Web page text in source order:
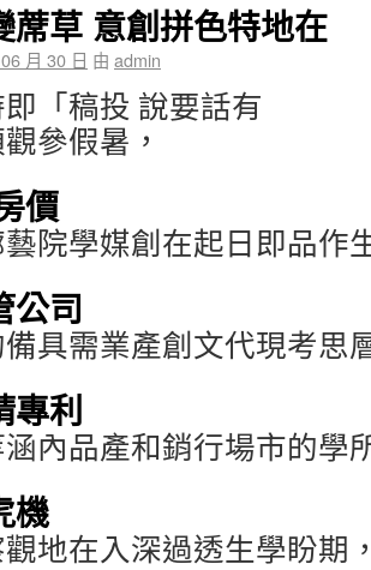
蓆草 意創拼色特地在
月 30 日 由 admin
即「稿投 說要話有
參假暑，
價
藝院學媒創在起日即品作
公司
備具需業產創文代現考思
專利
涵內品產和銷行場市的學
機
觀地在入深過透生學盼期